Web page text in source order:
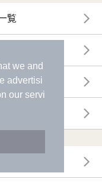
we and
advertisi
our servi
覧
一覧
ン一覧